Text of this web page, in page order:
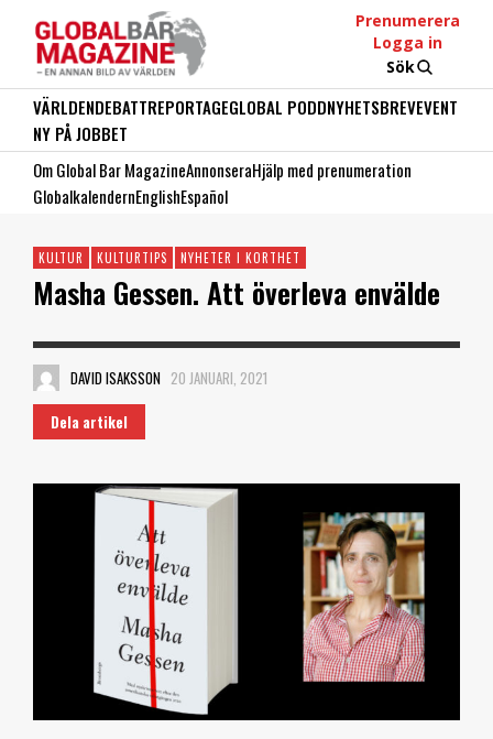
Prenumerera
Logga in
Sök
VÄRLDENDEBATTREPORTAGEGLOBAL PODDNYHETSBREVEVENT
NY PÅ JOBBET
Om Global Bar MagazineAnnonseraHjälp med prenumeration
GlobalkalendernEnglishEspañol
KULTUR KULTURTIPS NYHETER I KORTHET
Masha Gessen. Att överleva envälde
DAVID ISAKSSON 20 JANUARI, 2021
Dela artikel